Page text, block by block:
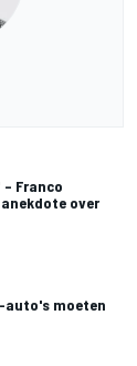
Franco
over
auto's moeten